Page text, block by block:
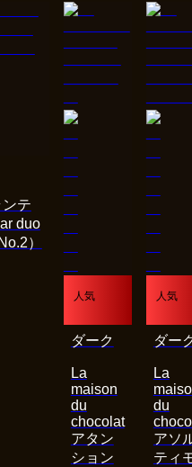
テ
duo
）
人気
La
maison
du
chocolat
アタン
ション
ダーク
人気
La
du
アソ
ティ
ダー